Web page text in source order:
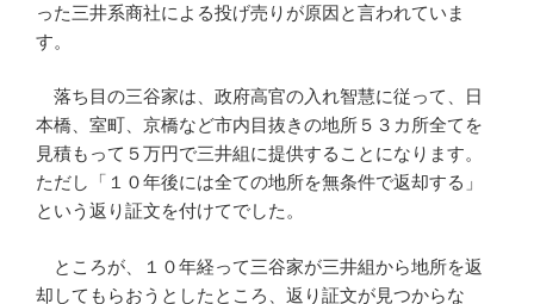
った三井系商社による投げ売りが原因と言われていま
す。
落ち目の三谷家は、政府高官の入れ智慧に従って、日
本橋、室町、京橋など市内目抜きの地所５３カ所全てを
見積もって５万円で三井組に提供することになります。
ただし「１０年後には全ての地所を無条件で返却する」
という返り証文を付けてでした。
ところが、１０年経って三谷家が三井組から地所を返
却してもらおうとしたところ、返り証文が見つからな